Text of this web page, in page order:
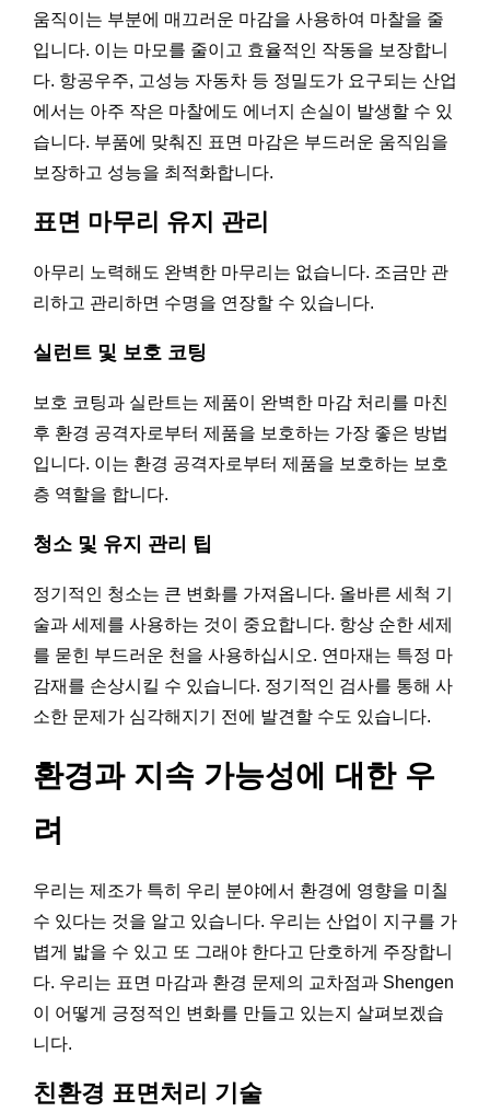
움직이는 부분에 매끄러운 마감을 사용하여 마찰을 줄
입니다. 이는 마모를 줄이고 효율적인 작동을 보장합니
다. 항공우주, 고성능 자동차 등 정밀도가 요구되는 산업
에서는 아주 작은 마찰에도 에너지 손실이 발생할 수 있
습니다. 부품에 맞춰진 표면 마감은 부드러운 움직임을
보장하고 성능을 최적화합니다.
표면 마무리 유지 관리
아무리 노력해도 완벽한 마무리는 없습니다. 조금만 관
리하고 관리하면 수명을 연장할 수 있습니다.
실런트 및 보호 코팅
보호 코팅과 실란트는 제품이 완벽한 마감 처리를 마친
후 환경 공격자로부터 제품을 보호하는 가장 좋은 방법
입니다. 이는 환경 공격자로부터 제품을 보호하는 보호
층 역할을 합니다.
청소 및 유지 관리 팁
정기적인 청소는 큰 변화를 가져옵니다. 올바른 세척 기
술과 세제를 사용하는 것이 중요합니다. 항상 순한 세제
를 묻힌 부드러운 천을 사용하십시오. 연마재는 특정 마
감재를 손상시킬 수 있습니다. 정기적인 검사를 통해 사
소한 문제가 심각해지기 전에 발견할 수도 있습니다.
환경과 지속 가능성에 대한 우
려
우리는 제조가 특히 우리 분야에서 환경에 영향을 미칠
수 있다는 것을 알고 있습니다. 우리는 산업이 지구를 가
볍게 밟을 수 있고 또 그래야 한다고 단호하게 주장합니
다. 우리는 표면 마감과 환경 문제의 교차점과 Shengen
이 어떻게 긍정적인 변화를 만들고 있는지 살펴보겠습
니다.
친환경 표면처리 기술